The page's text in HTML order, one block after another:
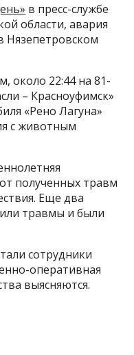
в пресс-службе
области, авария
Нязепетровском
около 22:44 на 81-
– Красноуфимск»
«Рено Лагуна»
с животным
полученных травм
Еще два
травмы и были
сотрудники
оперативная
выясняются.